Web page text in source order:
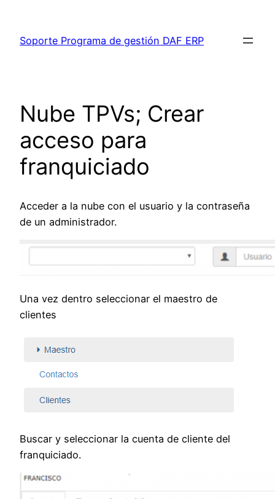
contenido
Soporte Programa de gestión DAF ERP
Nube TPVs; Crear
acceso para
franquiciado
Acceder a la nube con el usuario y la contraseña
de un administrador.
Una vez dentro seleccionar el maestro de
clientes
Buscar y seleccionar la cuenta de cliente del
franquiciado.